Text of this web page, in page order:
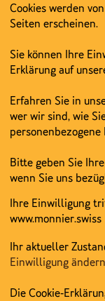
Cookies werden
Seiten erscheinen.
Sie können Ihre
Erklärung auf
Erfahren Sie in
wer wir sind, wie
Bitte geben Sie
wenn Sie uns
Ihre Einwilligung
www.monnier.swiss
Ihr aktueller
Einwilligung ändern
Die Cookie-